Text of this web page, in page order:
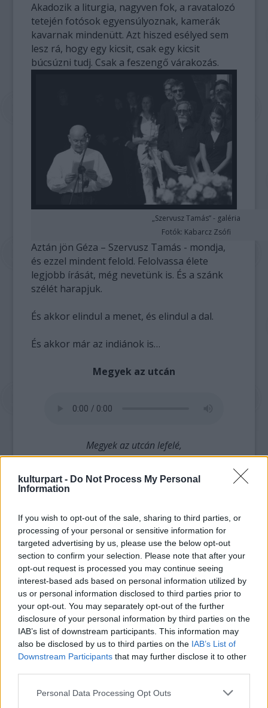
kulturpart - Do Not Process My Personal
Information
If you wish to opt-out of the sale, sharing to third parties, or
processing of your personal or sensitive information for
targeted advertising by us, please use the below opt-out
section to confirm your selection. Please note that after your
opt-out request is processed you may continue seeing
interest-based ads based on personal information utilized by
us or personal information disclosed to third parties prior to
your opt-out. You may separately opt-out of the further
disclosure of your personal information by third parties on the
IAB’s list of downstream participants. This information may
also be disclosed by us to third parties on the IAB’s List of
Downstream Participants that may further disclose it to other
Please note that this website/app uses one or more Google
Personal Data Processing Opt Outs
Akadozik a liturgia, nagyven fok, a ravatalozó
tetején fotósok egyensúlyoznak, kamerák
kavarnak mindenütt. Azt hiszed esélyed sem
lesz rá, hogy egy kicsit, csak egy kicsit
búcsúzni tudj. Csak a feszengő várakozás.
„Szervusz Tamás” - galéria
Fotók: Kabarcz Zsófi
Aztán jön Géza – Szervusz Tamás - mondja,
és ezzel mindent felold. Felolvassa élete
legjobb írását, még nevetünk is. És a szánk
szélét harapjuk.
És akkor elindul a menet, és elindul a dal.
És akkor már az indiánok is…
Megyek az utcán
Megyek az utcán lefelé,
nyitott kabátban hazafelé,
lehet úgy fél hét felé,
megyek a nincsből a van felé.
Cipőmben ott az üzenet,
az hajtja összes léptemet,
visznek szárnyas bokák,
minden lépésnél van tovább.
Jönnek a házak, oszlopok,
túlvagyok rajtuk, túl vagyok,
táncolok nincsből a van felé,
fél hétből megyek a hét felé.
Megyek az utcán lefelé,
aki ezt ígyen rendelé.